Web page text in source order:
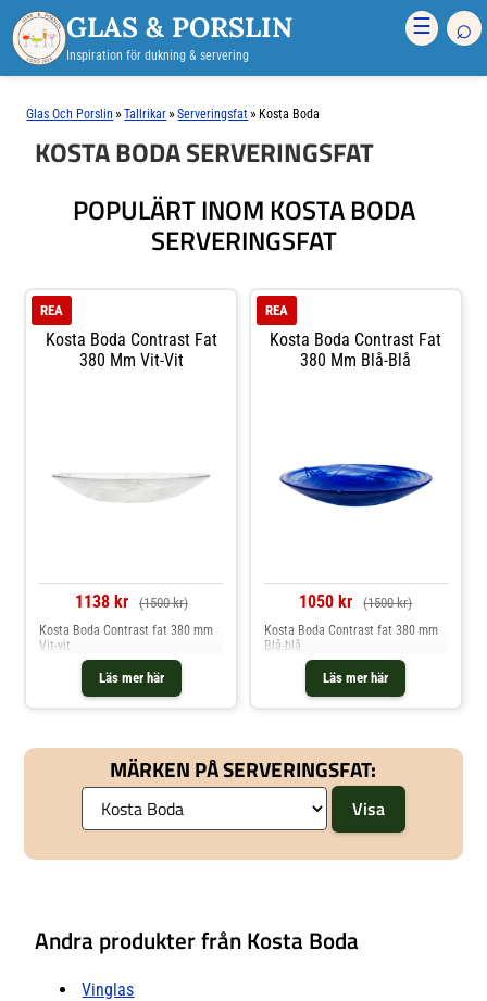
GLAS & PORSLIN
Inspiration för dukning & servering
☰ ⌕
Glas Och Porslin »Tallrikar »Serveringsfat » Kosta Boda
KOSTA BODA SERVERINGSFAT
POPULÄRT INOM KOSTA BODA
SERVERINGSFAT
Kosta Boda Contrast Fat
380 Mm Vit-Vit
REA
1138 kr (1500 kr)
Läs mer här
Kosta Boda Contrast fat 380 mm
Vit-vit
Kosta Boda Contrast Fat
380 Mm Blå-Blå
REA
1050 kr (1500 kr)
Läs mer här
Kosta Boda Contrast fat 380 mm
Blå-blå
MÄRKEN PÅ SERVERINGSFAT:
Andra produkter från Kosta Boda
Vinglas